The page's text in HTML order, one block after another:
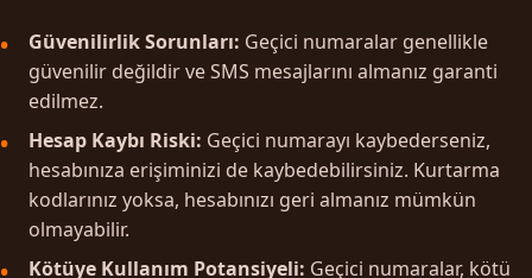
Güvenilirlik Sorunları: Geçici numaralar genellikle
güvenilir değildir ve SMS mesajlarını almanız garanti
edilmez.
Hesap Kaybı Riski: Geçici numarayı kaybederseniz,
hesabınıza erişiminizi de kaybedebilirsiniz. Kurtarma
kodlarınız yoksa, hesabınızı geri almanız mümkün
olmayabilir.
Kötüye Kullanım Potansiyeli: Geçici numaralar, kötü